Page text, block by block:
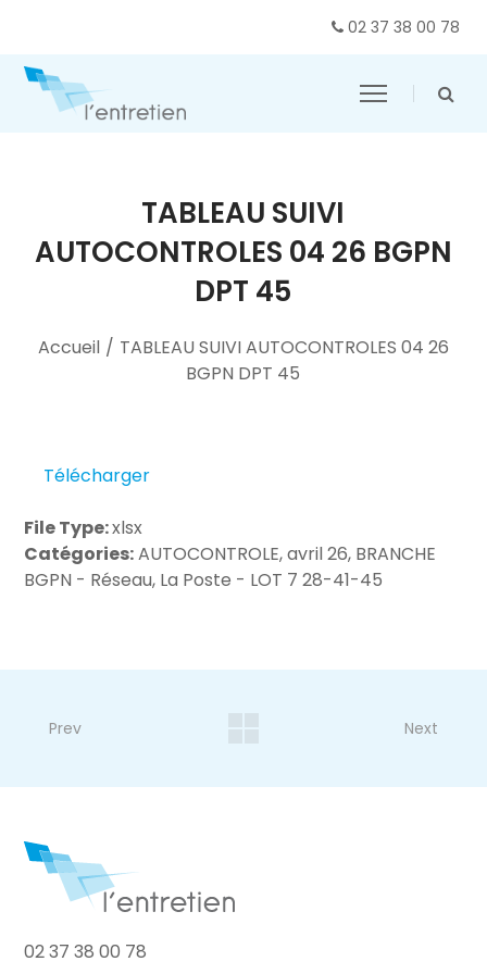
02 37 38 00 78
TABLEAU SUIVI
AUTOCONTROLES 04 26 BGPN
DPT 45
Accueil / TABLEAU SUIVI AUTOCONTROLES 04 26
BGPN DPT 45
Télécharger
File Type:xlsx
Catégories:AUTOCONTROLE, avril 26, BRANCHE
BGPN - Réseau, La Poste - LOT 7 28-41-45
Prev Next
02 37 38 00 78